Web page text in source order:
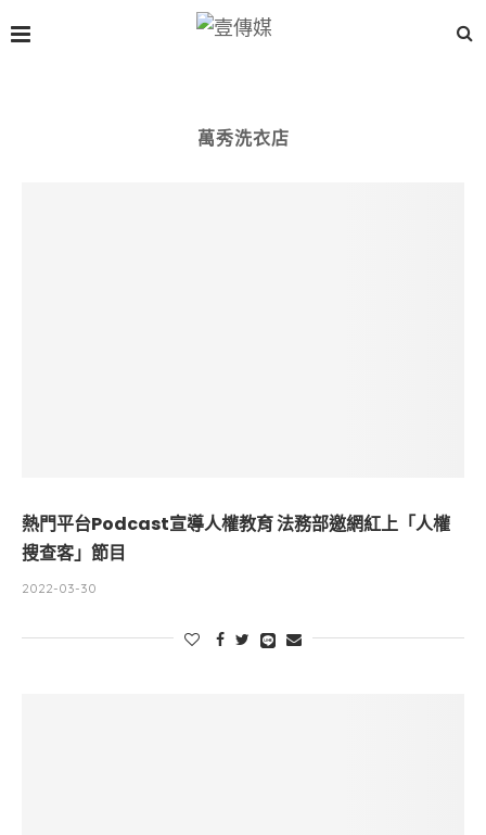
萬秀洗衣店
熱門平台Podcast宣導人權教育 法務部邀網紅上「人權
搜查客」節目
2022-03-30